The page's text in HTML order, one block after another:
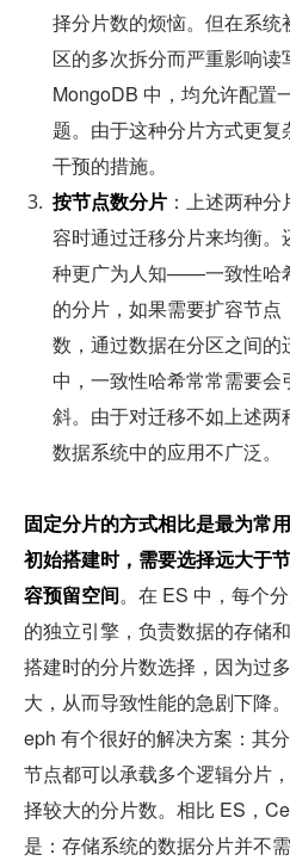
择分片数的烦恼。但在系
区的多次拆分而严重影响
MongoDB 中，均允许配置
题。由于这种分片方式更
干预的措施。
按节点数分片 ：上述两种
容时通过迁移分片来均衡
种更广为人知——一致性哈
的分片，如果需要扩容节
数，通过数据在分区之间
中，一致性哈希常常需要
斜。由于对迁移不如上述
数据系统中的应用不广泛。
固定分片的方式相比是最为常
初始搭建时，需要选择远大于
容预留空间。在 ES 中，每个
的独立引擎，负责数据的存储
搭建时的分片数选择，因为过
大，从而导致性能的急剧下降
eph 有个很好的解决方案：其
节点都可以承载多个逻辑分片
择较大的分片数。相比 ES，
是：存储系统的数据分片并不